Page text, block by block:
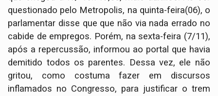
questionado pelo Metropolis, na quinta-feira(06), o
parlamentar disse que que não via nada errado no
cabide de empregos. Porém, na sexta-feira (7/11),
após a repercussão, informou ao portal que havia
demitido todos os parentes. Dessa vez, ele não
gritou, como costuma fazer em discursos
inflamados no Congresso, para justificar o trem